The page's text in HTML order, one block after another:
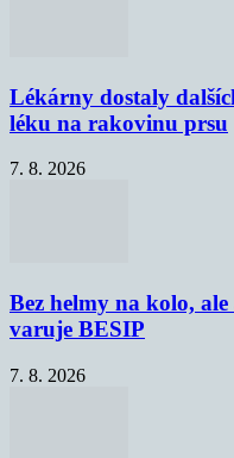
Lékárny dostaly
léku na rakovinu prsu
7. 8. 2026
Bez helmy na kolo,
varuje BESIP
7. 8. 2026